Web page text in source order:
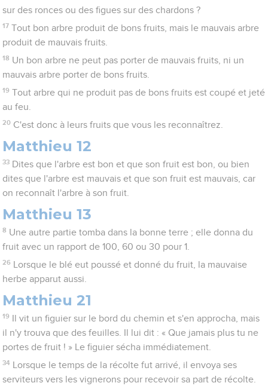
sur des ronces ou des figues sur des chardons ?
17 Tout bon arbre produit de bons fruits, mais le mauvais arbre
produit de mauvais fruits.
18 Un bon arbre ne peut pas porter de mauvais fruits, ni un
mauvais arbre porter de bons fruits.
19 Tout arbre qui ne produit pas de bons fruits est coupé et jeté
au feu.
20 C'est donc à leurs fruits que vous les reconnaîtrez.
Matthieu 12
33 Dites que l'arbre est bon et que son fruit est bon, ou bien
dites que l'arbre est mauvais et que son fruit est mauvais, car
on reconnaît l'arbre à son fruit.
Matthieu 13
8 Une autre partie tomba dans la bonne terre ; elle donna du
fruit avec un rapport de 100, 60 ou 30 pour 1.
26
Lorsque le blé eut poussé et donné du fruit, la mauvaise
herbe apparut aussi.
Matthieu 21
19
Il vit un figuier sur le bord du chemin et s'en approcha, mais
il n'y trouva que des feuilles. Il lui dit : « Que jamais plus tu ne
portes de fruit ! » Le figuier sécha immédiatement.
34
Lorsque le temps de la récolte fut arrivé, il envoya ses
serviteurs vers les vignerons pour recevoir sa part de récolte.